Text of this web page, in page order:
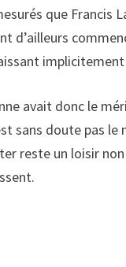
que Francis
d’ailleurs
avait donc le
sans doute pas
reste un loisir